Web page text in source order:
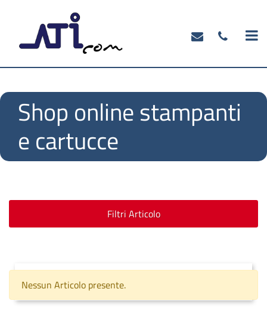
Shop online stampanti
e cartucce
Filtri Articolo
Nessun Articolo presente.